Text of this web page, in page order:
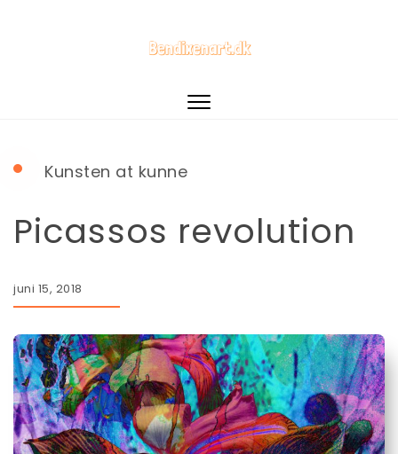
Toggle
Kunsten at kunne
Picassos revolution
juni 15, 2018